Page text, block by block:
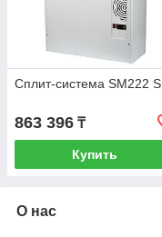
Сплит-система SМ222 S
863 396 ₸
Купить
О нас